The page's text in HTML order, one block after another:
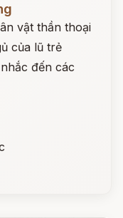
vật thần thoại
của lũ trẻ
đến các